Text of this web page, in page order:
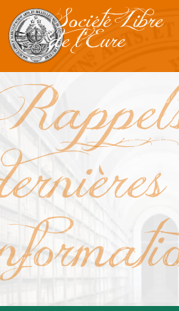
Société Libre
de l'Eure